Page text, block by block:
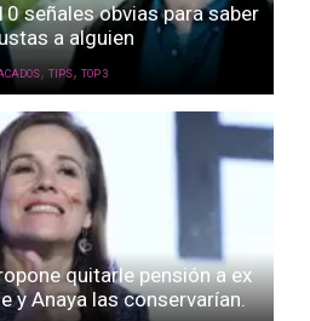
señales obvias para saber
a alguien
, TIPS, TOP 3
quitarle pensión a ex
y Anaya las conservarían.